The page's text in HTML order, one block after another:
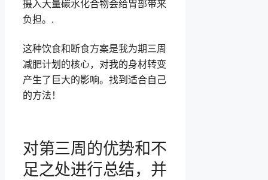
摄入大量碳水化合物会给胃部带来
负担。.
这种饮食和断食方案是我为期三周
减肥计划的核心，对我的身材转变
产生了巨大的影响。找到适合自己
的方法！
对第三周的优势和不
足之处进行总结，并